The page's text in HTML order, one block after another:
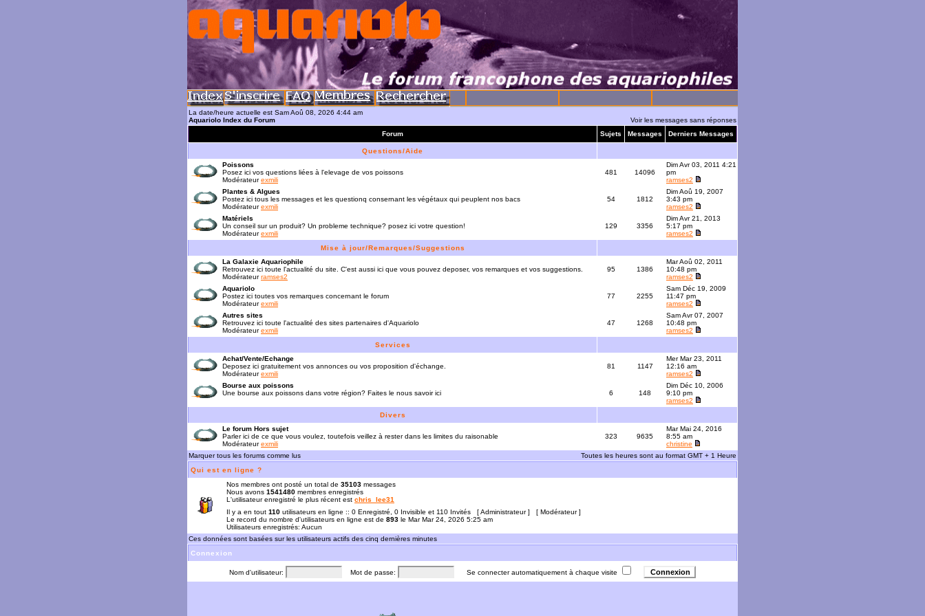
La date/heure actuelle est Sam Aoû 08, 2026 4:44 am
Aquariolo Index du Forum
Voir les messages sans réponses
Forum
Sujets Messages Derniers Messages
Questions/Aide
Poissons
Posez ici vos questions liées à l'elevage de vos poissons
Modérateurexmili
481 14096
Dim Avr 03, 2011 4:21
pm
ramses2
Plantes & Algues
Postez ici tous les messages et les questionq consernant les végétaux qui peuplent nos bacs
Modérateurexmili
54 1812
Dim Aoû 19, 2007
3:43 pm
ramses2
Matériels
Un conseil sur un produit? Un probleme technique? posez ici votre question!
Modérateurexmili
129 3356
Dim Avr 21, 2013
5:17 pm
ramses2
Mise à jour/Remarques/Suggestions
La Galaxie Aquariophile
Retrouvez ici toute l'actualité du site. C'est aussi ici que vous pouvez deposer, vos remarques et vos suggestions.
Modérateurramses2
95 1386
Mar Aoû 02, 2011
10:48 pm
ramses2
Aquariolo
Postez ici toutes vos remarques concernant le forum
Modérateurexmili
77 2255
Sam Déc 19, 2009
11:47 pm
ramses2
Autres sites
Retrouvez ici toute l'actualité des sites partenaires d'Aquariolo
Modérateurexmili
47 1268
Sam Avr 07, 2007
10:48 pm
ramses2
Services
Achat/Vente/Echange
Deposez ici gratuitement vos annonces ou vos proposition d'échange.
Modérateurexmili
81 1147
Mer Mar 23, 2011
12:16 am
ramses2
Bourse aux poissons
Une bourse aux poissons dans votre région? Faites le nous savoir ici
6 148
Dim Déc 10, 2006
9:10 pm
ramses2
Divers
Le forum Hors sujet
Parler ici de ce que vous voulez, toutefois veillez à rester dans les limites du raisonable
Modérateurexmili
323 9635
Mar Mai 24, 2016
8:55 am
christine
Marquer tous les forums comme lus
Toutes les heures sont au format GMT + 1 Heure
Qui est en ligne ?
Nos membres ont posté un total de 35103 messages
Nous avons 1541480 membres enregistrés
L'utilisateur enregistré le plus récent est chris_lee31
Il y a en tout 110 utilisateurs en ligne :: 0 Enregistré, 0 Invisible et 110 Invités [Administrateur] [ Modérateur]
Le record du nombre d'utilisateurs en ligne est de 893 le Mar Mar 24, 2026 5:25 am
Utilisateurs enregistrés: Aucun
Ces données sont basées sur les utilisateurs actifs des cinq dernières minutes
Connexion
Nom d'utilisateur: Mot de passe: Se connecter automatiquement à chaque visite